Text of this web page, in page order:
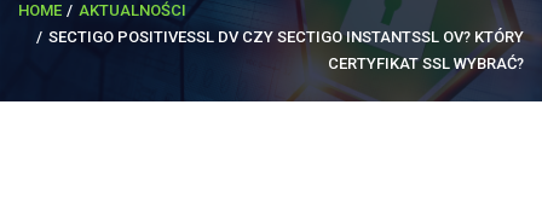
HOME
AKTUALNOŚCI
SECTIGO POSITIVESSL DV CZY SECTIGO INSTANTSSL OV? KTÓRY
CERTYFIKAT SSL WYBRAĆ?